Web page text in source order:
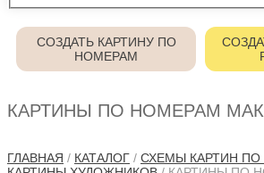
СОЗДАТЬ КАРТИНУ ПО
НОМЕРАМ
КАРТИНЫ ПО НОМЕРАМ
ГЛАВНАЯ / КАТАЛОГ / СХЕМЫ КАРТИН